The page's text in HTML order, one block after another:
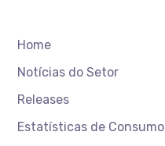
Home
Notícias do Setor
Releases
Estatísticas de Consumo